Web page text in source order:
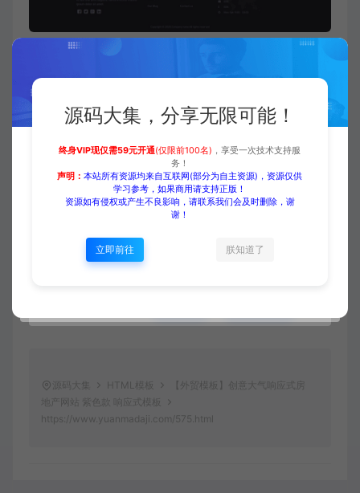
付费下载
当前内容需要登录后下载
VIP折扣
源码大集 HTML模板
【外贸模板】创意大气响应式房
地产网站 紫色款 响应式模板
https://www.yuanmadaji.com/575.html
源码大集，分享无限可能！
终身VIP现仅需59元开通(仅限前100名) ，享受一次技术支持服
务！
声明：本站所有资源均来自互联网(部分为自主资源)，资源仅供
学习参考，如果商用请支持正版！
资源如有侵权或产生不良影响，请联系我们会及时删除，谢
谢！
立即前往 朕知道了